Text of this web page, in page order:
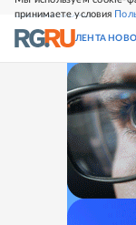
принимаете условия
СВЕЖИЙ НОМЕР
ЛЕНТА